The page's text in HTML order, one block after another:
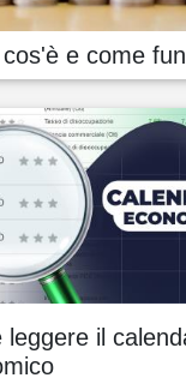
e come
leggere il